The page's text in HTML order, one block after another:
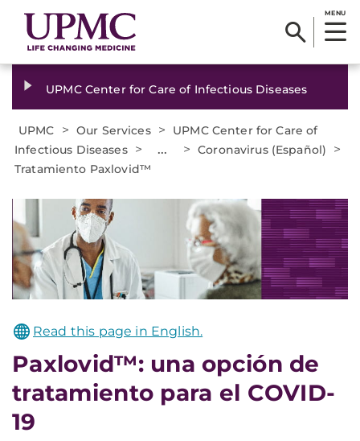
MENU
UPMC Center for Care of Infectious Diseases
UPMC > Our Services >
UPMC Center for Care of
Infectious Diseases > ... > Coronavirus (Español) >
Tratamiento Paxlovid™
Read this page in English.
Paxlovid™: una opción de
tratamiento para el COVID-
19